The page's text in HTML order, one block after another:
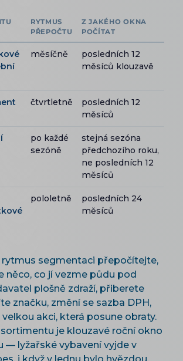
RYTMUS
PŘEPOČTU
Z JAKÉHO OKNA
POČÍTAT
měsíčně
posledních 12
měsíců klouzavě
čtvrtletně
posledních 12
měsíců
po každé
sezóně
stejná sezóna
předchozího roku,
ne posledních 12
měsíců
pololetně
posledních 24
měsíců
segmentaci přepočítejte,
něco, co jí vezme půdu pod
plošně zdraží, přiberete
značku, změní se sazba DPH,
akci, která posune obraty.
je klouzavé roční okno
— lyžařské vybavení vyjde v